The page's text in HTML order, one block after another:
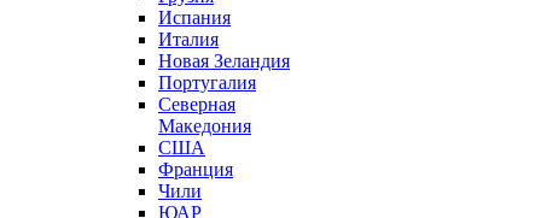
Испания
Италия
Новая Зеландия
Португалия
Северная
Македония
США
Франция
Чили
ЮАР